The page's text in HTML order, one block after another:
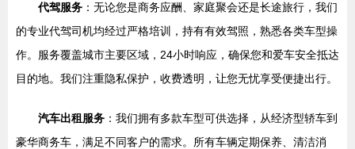
代驾服务 ：无论您是商务应酬、家庭聚会还是长途旅行，我们
的专业代驾司机均经过严格培训，持有有效驾照，熟悉各类车型操
作。服务覆盖城市主要区域，24小时响应，确保您和爱车安全抵达
目的地。我们注重隐私保护，收费透明，让您无忧享受便捷出行。
汽车出租服务 ：我们拥有多款车型可供选择，从经济型轿车到
豪华商务车，满足不同客户的需求。所有车辆定期保养、清洁消